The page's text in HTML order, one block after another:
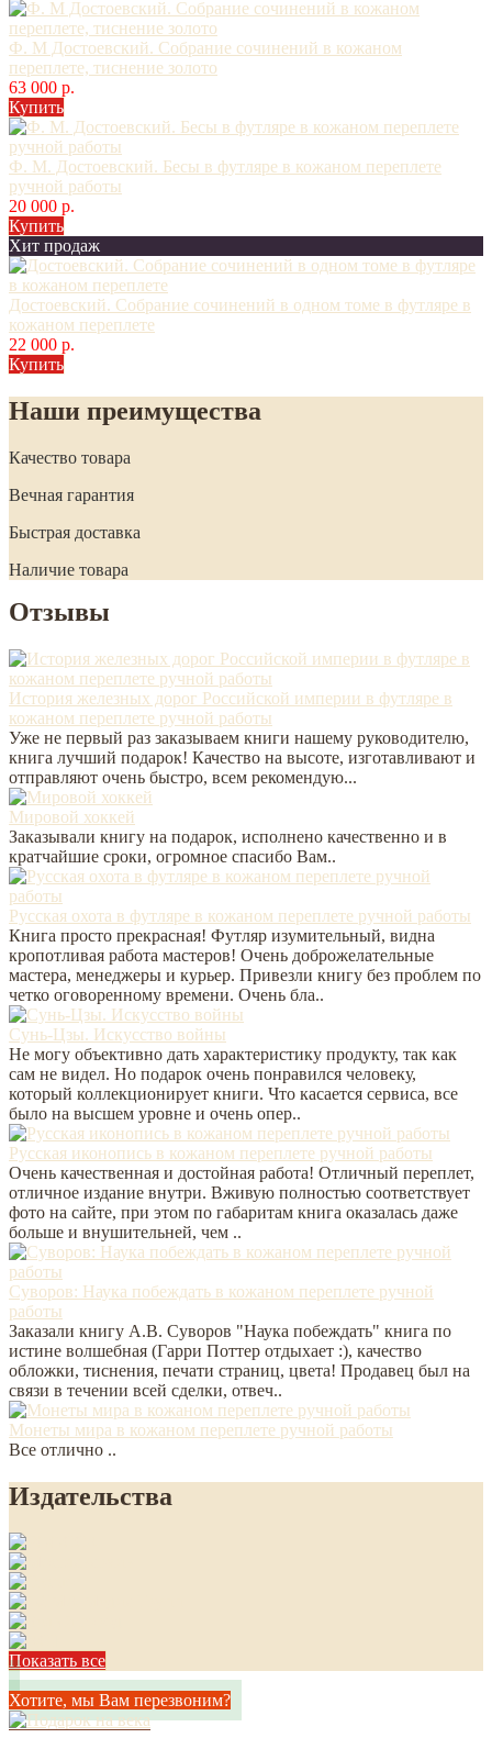
Ф. М Достоевский. Собрание сочинений в кожаном
переплете, тиснение золото
63 000 р.
Купить
Ф. М. Достоевский. Бесы в футляре в кожаном переплете
ручной работы
20 000 р.
Купить
Хит продаж
Достоевский. Собрание сочинений в одном томе в футляре в
кожаном переплете
22 000 р.
Купить
Наши преимущества
Качество товара
Вечная гарантия
Быстрая доставка
Наличие товара
Отзывы
История железных дорог Российской империи в футляре в
кожаном переплете ручной работы
Уже не первый раз заказываем книги нашему руководителю,
книга лучший подарок! Качество на высоте, изготавливают и
отправляют очень быстро, всем рекомендую...
Мировой хоккей
Заказывали книгу на подарок, исполнено качественно и в
кратчайшие сроки, огромное спасибо Вам..
Русская охота в футляре в кожаном переплете ручной работы
Книга просто прекрасная! Футляр изумительный, видна
кропотливая работа мастеров! Очень доброжелательные
мастера, менеджеры и курьер. Привезли книгу без проблем по
четко оговоренному времени. Очень бла..
Сунь-Цзы. Искусство войны
Не могу объективно дать характеристику продукту, так как
сам не видел. Но подарок очень понравился человеку,
который коллекционирует книги. Что касается сервиса, все
было на высшем уровне и очень опер..
Русская иконопись в кожаном переплете ручной работы
Очень качественная и достойная работа! Отличный переплет,
отличное издание внутри. Вживую полностью соответствует
фото на сайте, при этом по габаритам книга оказалась даже
больше и внушительней, чем ..
Суворов: Наука побеждать в кожаном переплете ручной
работы
Заказали книгу А.В. Суворов "Наука побеждать" книга по
истине волшебная (Гарри Поттер отдыхает :), качество
обложки, тиснения, печати страниц, цвета! Продавец был на
связи в течении всей сделки, отвеч..
Монеты мира в кожаном переплете ручной работы
Все отлично ..
Издательства
Показать все
Хотите, мы Вам перезвоним?